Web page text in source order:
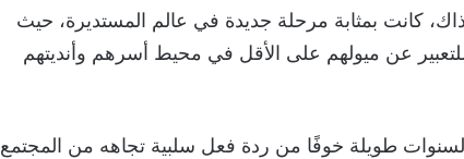
كانت بمثابة مرحلة جديدة في عالم المستديرة، حيث
عن ميولهم على الأقل في محيط أسرهم وأنديتهم
طويلة خوفًا من ردة فعل سلبية تجاهه من المجتمع